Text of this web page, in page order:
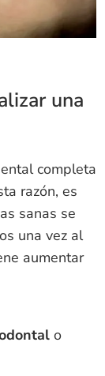
una
completa
razón, es
sanas se
una vez al
aumentar
o